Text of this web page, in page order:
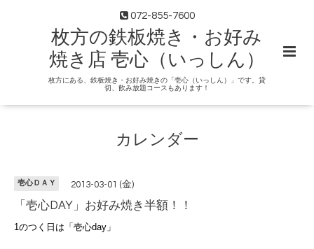
072-855-7600
枚方の鉄板焼き・お好み
焼き店 壱心（いっしん）
枚方にある、鉄板焼き・お好み焼きの「壱心（いっしん）」です。貸
切、飲み放題コースもあります！
カレンダー
壱心ＤＡＹ 2013-03-01 (金)
「壱心DAY」お好み焼き半額！！
1のつく日は「壱心day」